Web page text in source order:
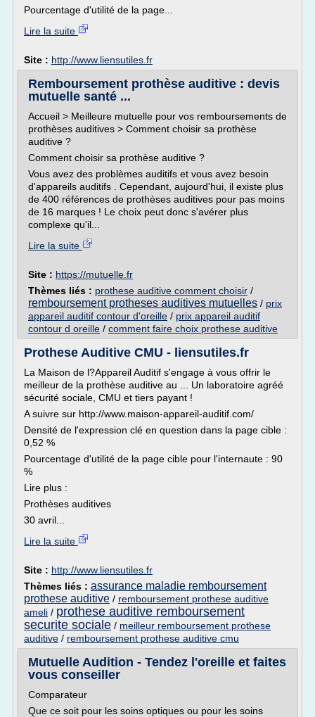
Pourcentage d'utilité de la page...
Lire la suite
Site : http://www.liensutiles.fr
Remboursement prothèse auditive : devis
mutuelle santé ...
Accueil > Meilleure mutuelle pour vos remboursements de
prothèses auditives > Comment choisir sa prothèse
auditive ?
Comment choisir sa prothèse auditive ?
Vous avez des problèmes auditifs et vous avez besoin
d'appareils auditifs . Cependant, aujourd'hui, il existe plus
de 400 références de prothèses auditives pour pas moins
de 16 marques ! Le choix peut donc s'avérer plus
complexe qu'il...
Lire la suite
Site : https://mutuelle.fr
Thèmes liés : prothese auditive comment choisir /
remboursement protheses auditives mutuelles / prix
appareil auditif contour d'oreille / prix appareil auditif
contour d oreille / comment faire choix prothese auditive
Prothese Auditive CMU - liensutiles.fr
La Maison de l?Appareil Auditif s'engage à vous offrir le
meilleur de la prothèse auditive au ... Un laboratoire agréé
sécurité sociale, CMU et tiers payant !
A suivre sur http://www.maison-appareil-auditif.com/
Densité de l'expression clé en question dans la page cible :
0,52 %
Pourcentage d'utilité de la page cible pour l'internaute : 90
%
Lire plus :
Prothèses auditives
30 avril...
Lire la suite
Site : http://www.liensutiles.fr
Thèmes liés : assurance maladie remboursement
prothese auditive / remboursement prothese auditive
ameli / prothese auditive remboursement
securite sociale / meilleur remboursement prothese
auditive / remboursement prothese auditive cmu
Mutuelle Audition - Tendez l'oreille et faites
vous conseiller
Comparateur
Que ce soit pour les soins optiques ou pour les soins